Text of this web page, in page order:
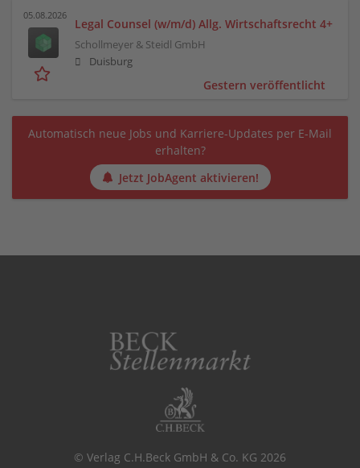
05.08.2026
Legal Counsel (w/m/d) Allg. Wirtschaftsrecht 4+
Schollmeyer & Steidl GmbH
Duisburg
Gestern veröffentlicht
Automatisch neue Jobs und Karriere-Updates per E-Mail
erhalten?
Jetzt JobAgent aktivieren!
© Verlag C.H.Beck GmbH & Co. KG 2026